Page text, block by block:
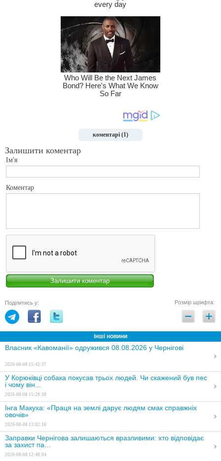
коментарі (1)
Залишити коментар
Ім'я
Коментар
Поділитись у: Розмір шрифта:
інші новини
Власник «Кавоманії» одружився 08.08.2026 у Чернігові
2026-08-08 15:42:37
У Корюківці собака покусав трьох людей. Чи скажений був пес
і чому він...
2026-08-08 15:28:38
Інга Макуха: «Праця на землі дарує людям смак справжніх
овочів»
2026-08-08 13:02:16
Заправки Чернігова залишаються вразливими: хто відповідає
за захист па...
2026-08-08 12:48:04